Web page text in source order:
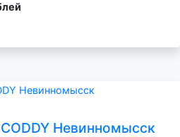
Невинномысск